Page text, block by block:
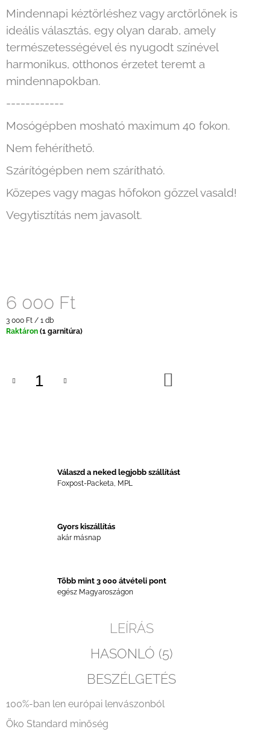
Mindennapi kéztörléshez vagy arctörlőnek is
ideális választás, egy olyan darab, amely
természetességével és nyugodt színével
harmonikus, otthonos érzetet teremt a
mindennapokban.
------------
Mosógépben mosható maximum 40 fokon.
Nem fehéríthető.
Szárítógépben nem szárítható.
Közepes vagy magas hőfokon gőzzel vasald!
Vegytisztítás nem javasolt.
6 000 Ft
Egységár:
3 000 Ft / 1 db
Raktáron (1 garnitúra)
Válaszd a neked legjobb szállítást
Foxpost-Packeta, MPL
Gyors kiszállítás
akár másnap
Több mint 3 000 átvételi pont
egész Magyaroszágon
LEÍRÁS
HASONLÓ (5)
BESZÉLGETÉS
100%-ban len európai lenvászonból
Öko Standard minőség